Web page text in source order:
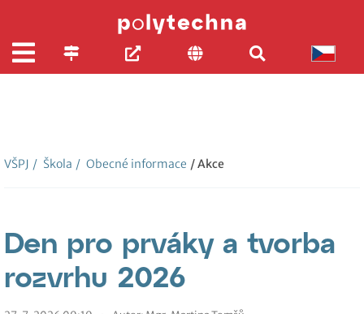
VŠPJ / Škola / Obecné informace / Akce
Den pro prváky a tvorba
rozvrhu 2026